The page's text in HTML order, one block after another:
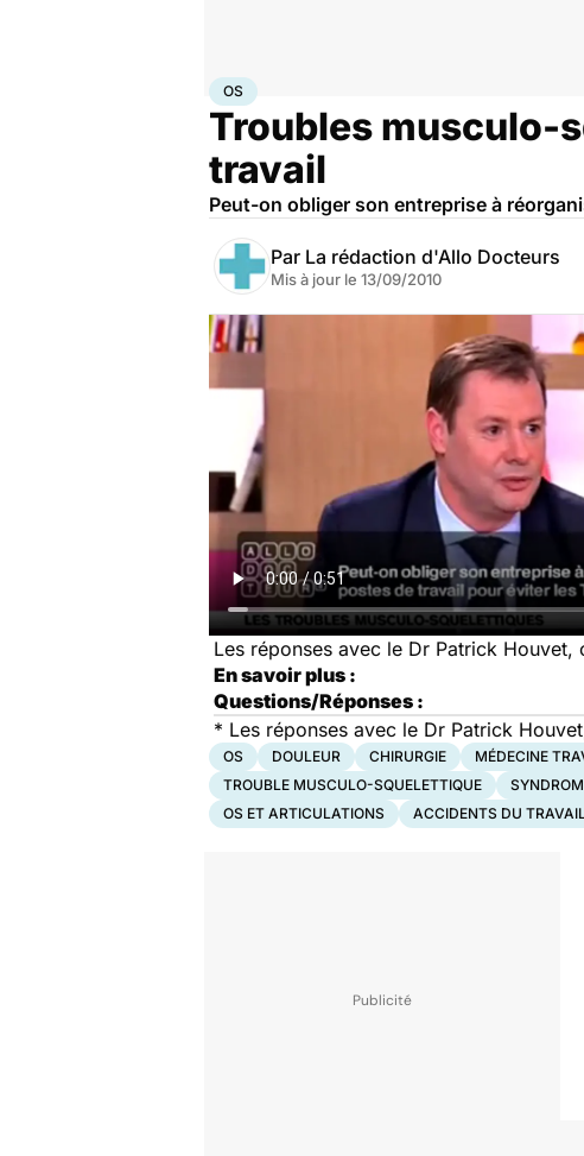
Accueil
OS
Troubles musculo-
travail
Peut-on obliger son entreprise à
Par La rédaction d'Allo Docteurs
Mis à jour le 13/09/2010
Les réponses avec le Dr Patrick Houvet,
En savoir plus :
Questions/Réponses :
* Les réponses avec le Dr Patrick
OS DOULEUR CHIRURGIE MÉDECINE
TROUBLE MUSCULO-SQUELETTIQUE
OS ET ARTICULATIONS
ACCIDENTS DU